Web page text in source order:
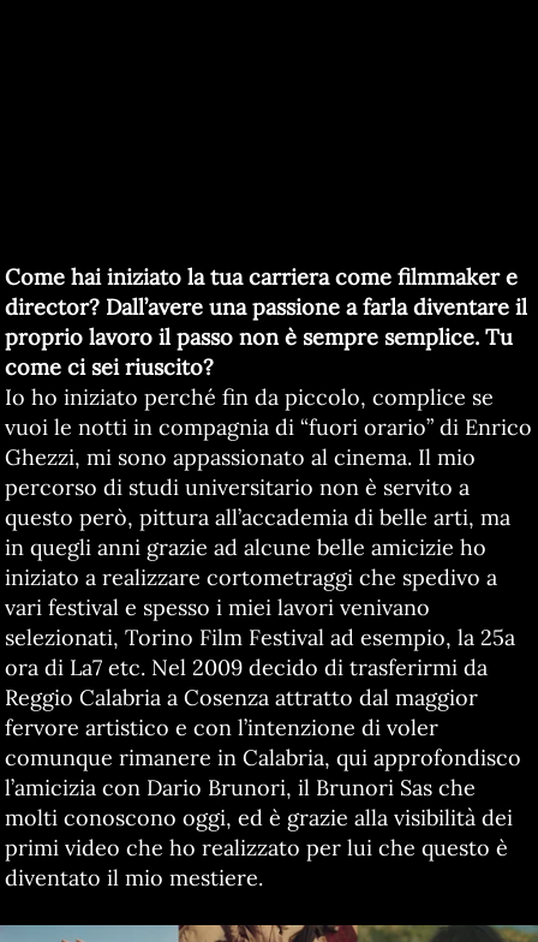
Come hai iniziato la tua carriera come filmmaker e
director? Dall’avere una passione a farla diventare il
proprio lavoro il passo non è sempre semplice. Tu
come ci sei riuscito?
Io ho iniziato perché fin da piccolo, complice se
vuoi le notti in compagnia di “fuori orario” di Enrico
Ghezzi, mi sono appassionato al cinema. Il mio
percorso di studi universitario non è servito a
questo però, pittura all’accademia di belle arti, ma
in quegli anni grazie ad alcune belle amicizie ho
iniziato a realizzare cortometraggi che spedivo a
vari festival e spesso i miei lavori venivano
selezionati, Torino Film Festival ad esempio, la 25a
ora di La7 etc. Nel 2009 decido di trasferirmi da
Reggio Calabria a Cosenza attratto dal maggior
fervore artistico e con l’intenzione di voler
comunque rimanere in Calabria, qui approfondisco
l’amicizia con Dario Brunori, il Brunori Sas che
molti conoscono oggi, ed è grazie alla visibilità dei
primi video che ho realizzato per lui che questo è
diventato il mio mestiere.